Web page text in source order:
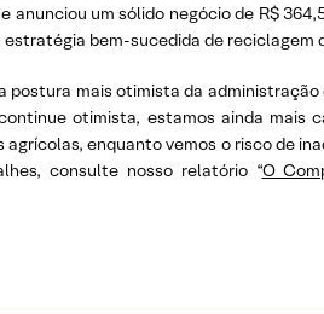
anunciou um sólido negócio de R$
estratégia bem-sucedida de reciclagem
postura mais otimista da
otimista, estamos ainda mais
agrícolas, enquanto vemos o risco de
consulte nosso relatório “O